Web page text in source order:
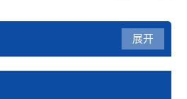
展开